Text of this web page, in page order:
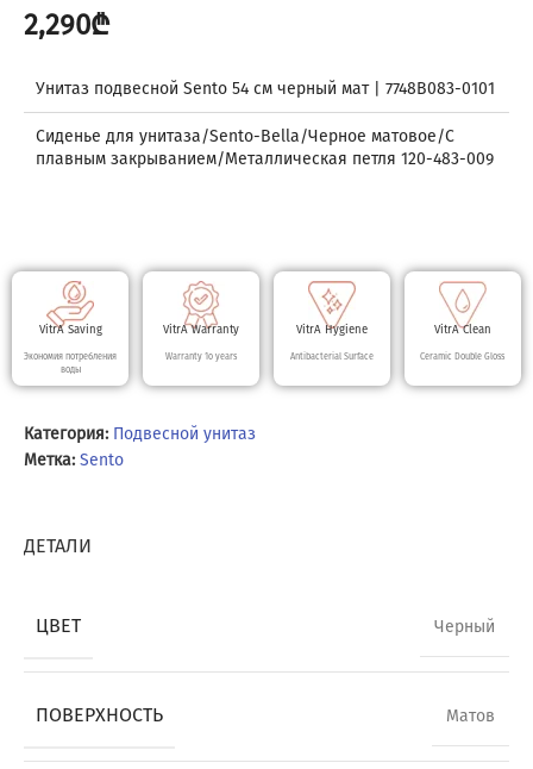
2,290₾
Унитаз подвесной Sento 54 см черный мат | 7748B083-0101
Сиденье для унитаза/Sento-Bella/Черное матовое/С
плавным закрыванием/Металлическая петля 120-483-009
VitrA Saving
Экономия потребления
воды
VitrA Warranty
Warranty 10 years
VitrA Hygiene
Antibacterial Surface
VitrA Clean
Ceramic Double Gloss
Категория: Подвесной унитаз
Метка: Sento
ДЕТАЛИ
ЦВЕТ Черный
ПОВЕРХНОСТЬ Матов